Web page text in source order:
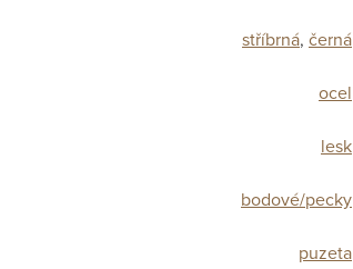
stříbrná, černá
ocel
lesk
bodové/pecky
puzeta